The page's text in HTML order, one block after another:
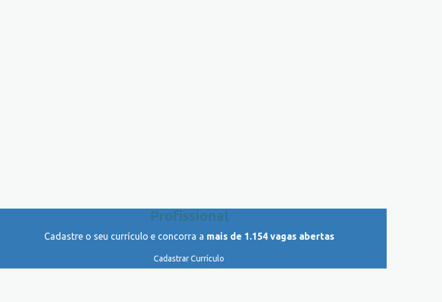
Profissional
Cadastre o seu currículo e concorra a mais de 1.154 vagas abertas
Cadastrar Currículo